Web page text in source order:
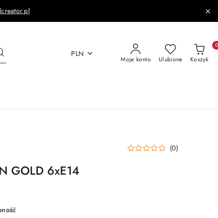
PLN
Moje konto Ulubione Koszyk
0
(0)
GOLD 6xE14